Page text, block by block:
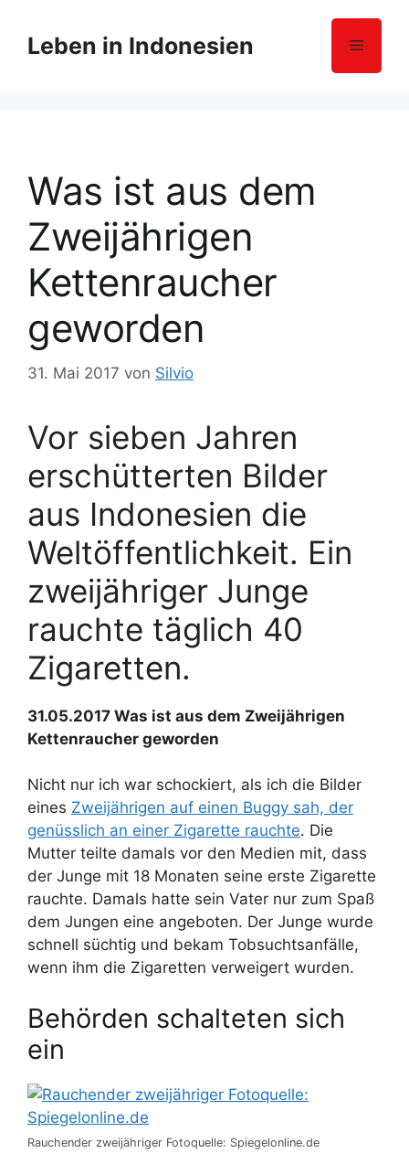
Leben in Indonesien Menü
Was ist aus dem
Zweijährigen
Kettenraucher
geworden
31. Mai 2017 von Silvio
Vor sieben Jahren
erschütterten Bilder
aus Indonesien die
Weltöffentlichkeit. Ein
zweijähriger Junge
rauchte täglich 40
Zigaretten.
31.05.2017 Was ist aus dem Zweijährigen
Kettenraucher geworden
Nicht nur ich war schockiert, als ich die Bilder
eines Zweijährigen auf einen Buggy sah, der
genüsslich an einer Zigarette rauchte. Die
Mutter teilte damals vor den Medien mit, dass
der Junge mit 18 Monaten seine erste Zigarette
rauchte. Damals hatte sein Vater nur zum Spaß
dem Jungen eine angeboten. Der Junge wurde
schnell süchtig und bekam Tobsuchtsanfälle,
wenn ihm die Zigaretten verweigert wurden.
Behörden schalteten sich
ein
Rauchender zweijähriger Fotoquelle: Spiegelonline.de